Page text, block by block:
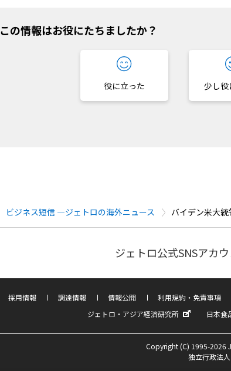
この情報はお役にたちましたか？
役に立った 少し役
ビジネス短信 ―ジェトロの海外ニュース バイデン米大
ジェトロ公式SNSアカ
採用情報 調達情報 情報公開 利用規約・免責事項
ジェトロ・アジア経済研究所
日本食
Copyright (C) 1995-2026
独立行政法